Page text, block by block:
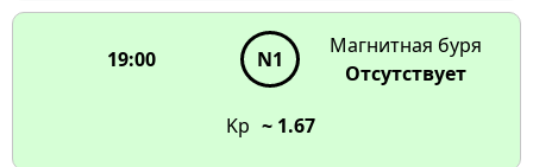
19:00 N1
Магнитная буря
Отсутствует
Kp ~ 1.67